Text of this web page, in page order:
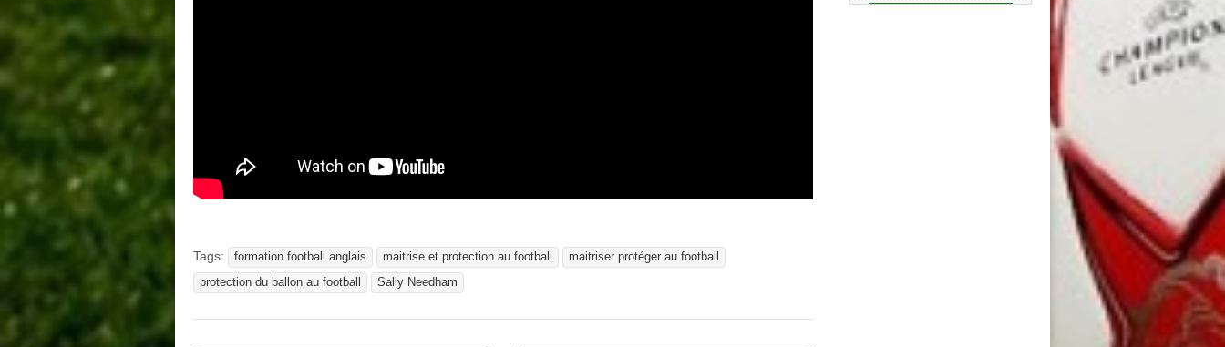
Tags: formation football anglais maitrise et protection au football
maitriser protéger au football
protection du ballon au football
Sally Needham